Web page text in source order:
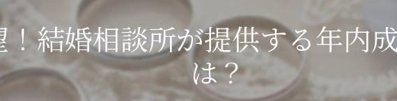
よくある質問
成婚
結婚相談所が提供する年内
は？